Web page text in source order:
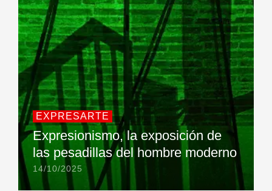
EXPRESARTE
Expresionismo, la exposición de
las pesadillas del hombre moderno
14/10/2025